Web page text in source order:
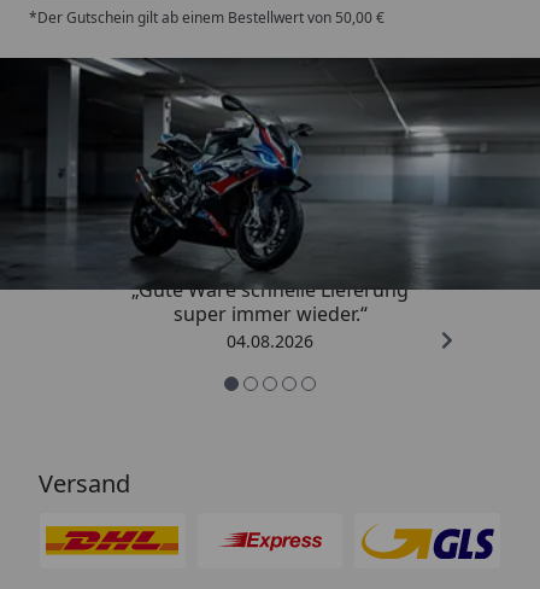
*Der Gutschein gilt ab einem Bestellwert von 50,00 €
Trusted Shops
4,85/ 5
„Gute Ware schnelle Lieferung
super immer wieder.“
04.08.2026
Versand